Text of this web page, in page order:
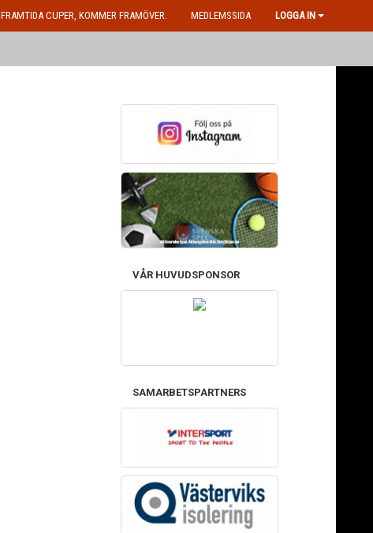
FRAMTIDA CUPER, KOMMER FRAMÖVER. MEDLEMSSIDA LOGGA IN
VÅR HUVUDSPONSOR
SAMARBETSPARTNERS